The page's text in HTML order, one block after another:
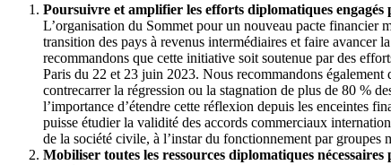
Poursuivre et amplifier les efforts diplomatiques
L’organisation du Sommet pour un nouveau pacte financier
transition des pays à revenus intermédiaires et faire
recommandons que cette initiative soit soutenue par des
Paris du 22 et 23 juin 2023. Nous recommandons
contrecarrer la régression ou la stagnation de plus de 80 %
l’importance d’étendre cette réflexion depuis les enceintes
puisse étudier la validité des accords commerciaux
de la société civile, à l’instar du fonctionnement par
Mobiliser toutes les ressources diplomatiques